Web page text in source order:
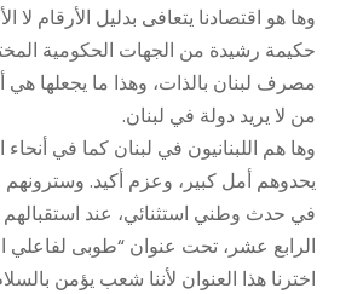
وها هو اقتصادنا يتعافى بدليل الأرقام لا
حكيمة رشيدة من الجهات الحكومية
مصرف لبنان بالذات، وهذا ما يجعلها
من لا يريد دولة في لبنان.
وها هم اللبنانيون في لبنان كما في أنحاء
يحدوهم أمل كبير، وعزم أكيد. وسترونهم
في حدث وطني استثنائي، عند استقبالهم
الرابع عشر، تحت عنوان “طوبى لفاعلي
اخترنا هذا العنوان لأننا شعب يؤمن